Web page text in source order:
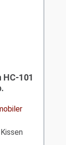
101